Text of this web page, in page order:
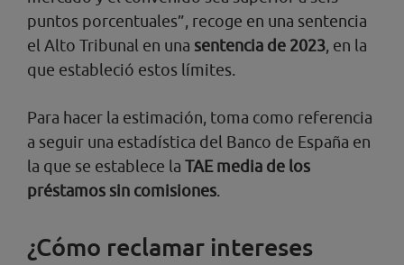
puntos porcentuales”, recoge en una sentencia
el Alto Tribunal en una sentencia de 2023, en la
que estableció estos límites.
Para hacer la estimación, toma como referencia
a seguir una estadística del Banco de España en
la que se establece la TAE media de los
préstamos sin comisiones.
¿Cómo reclamar intereses